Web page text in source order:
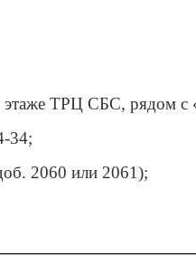
этаже ТРЦ СБС, рядом
34;
2060 или 2061);